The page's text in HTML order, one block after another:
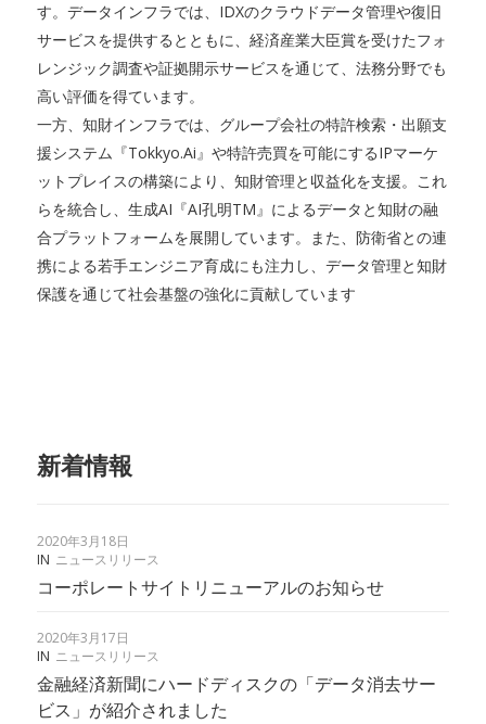
す。データインフラでは、IDXのクラウドデータ管理や復旧
サービスを提供するとともに、経済産業大臣賞を受けたフォ
レンジック調査や証拠開示サービスを通じて、法務分野でも
高い評価を得ています。
一方、知財インフラでは、グループ会社の特許検索・出願支
援システム『Tokkyo.Ai』や特許売買を可能にするIPマーケ
ットプレイスの構築により、知財管理と収益化を支援。これ
らを統合し、生成AI『AI孔明TM』によるデータと知財の融
合プラットフォームを展開しています。また、防衛省との連
携による若手エンジニア育成にも注力し、データ管理と知財
保護を通じて社会基盤の強化に貢献しています
新着情報
2020年3月18日
IN ニュースリリース
コーポレートサイトリニューアルのお知らせ
2020年3月17日
IN ニュースリリース
金融経済新聞にハードディスクの「データ消去サー
ビス」が紹介されました